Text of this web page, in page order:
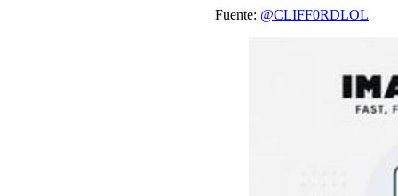
Fuente: @CLIFF0RDLOL